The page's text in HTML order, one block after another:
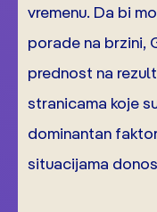
vremenu. Da bi
porade na brzini,
prednost na
stranicama koje
dominantan
situacijama